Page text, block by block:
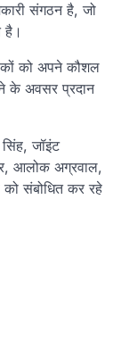
संगठन है, जो
है।
को अपने कौशल
के अवसर प्रदान
सिंह, जॉइंट
आलोक अग्रवाल,
को संबोधित कर रहे